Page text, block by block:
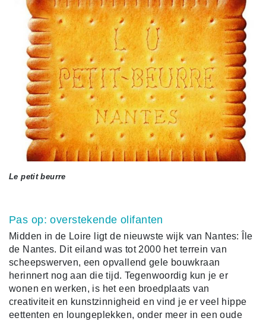
Le petit beurre
Pas op: overstekende olifanten
Midden in de Loire ligt de nieuwste wijk van Nantes: Île
de Nantes. Dit eiland was tot 2000 het terrein van
scheepswerven, een opvallend gele bouwkraan
herinnert nog aan die tijd. Tegenwoordig kun je er
wonen en werken, is het een broedplaats van
creativiteit en kunstzinnigheid en vind je er veel hippe
eettenten en loungeplekken, onder meer in een oude